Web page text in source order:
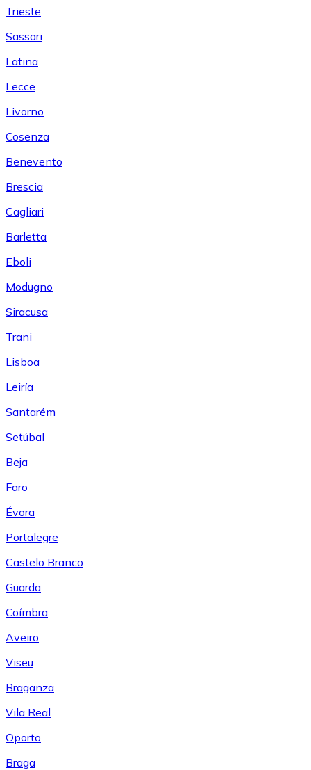
Trieste
Sassari
Latina
Lecce
Livorno
Cosenza
Benevento
Brescia
Cagliari
Barletta
Eboli
Modugno
Siracusa
Trani
Lisboa
Leiría
Santarém
Setúbal
Beja
Faro
Évora
Portalegre
Castelo Branco
Guarda
Coímbra
Aveiro
Viseu
Braganza
Vila Real
Oporto
Braga